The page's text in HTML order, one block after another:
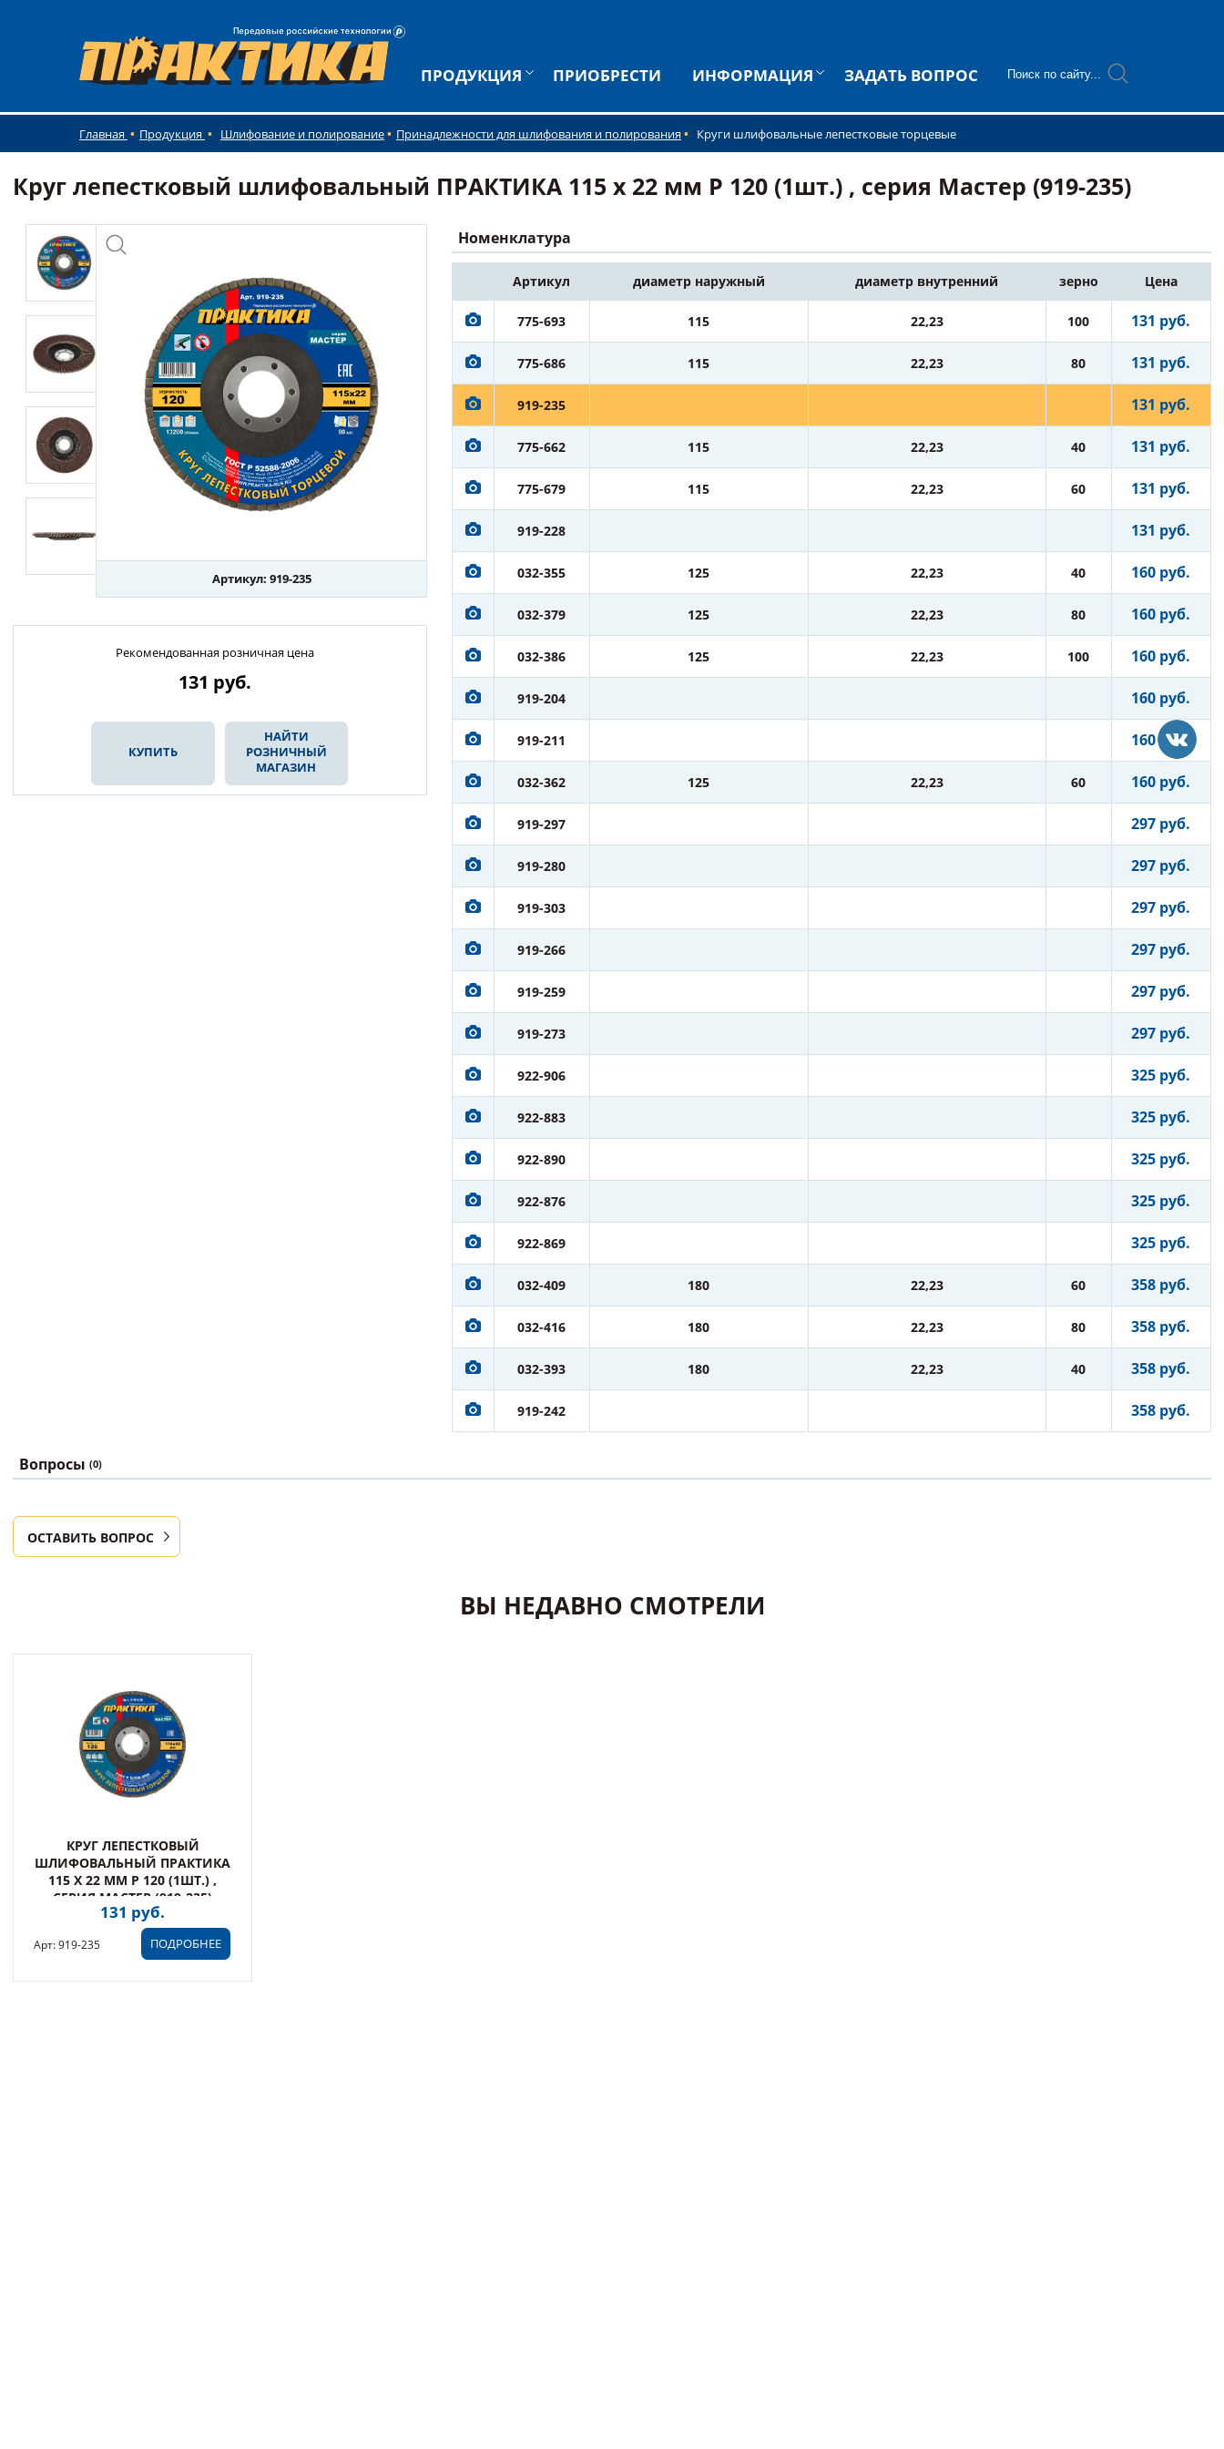
ПРОДУКЦИЯ ПРИОБРЕСТИ ИНФОРМАЦИЯ ЗАДАТЬ ВОПРОС
Главная Продукция Шлифование и полирование Принадлежности для шлифования и полирования Круги шлифовальные лепестковые торцевые
Круг лепестковый шлифовальный ПРАКТИКА 115 х 22 мм Р 120 (1шт.) , серия Мастер (919-235)
Артикул: 919-235
Рекомендованная розничная цена
131 руб.
КУПИТЬ
НАЙТИ
РОЗНИЧНЫЙ
МАГАЗИН
Номенклатура
Артикул диаметр наружный диаметр внутренний зерно Цена
775-693 115 22,23 100 131 руб.
775-686 115 22,23 80 131 руб.
919-235 131 руб.
775-662 115 22,23 40 131 руб.
775-679 115 22,23 60 131 руб.
919-228 131 руб.
032-355 125 22,23 40 160 руб.
032-379 125 22,23 80 160 руб.
032-386 125 22,23 100 160 руб.
919-204 160 руб.
919-211 160 руб.
032-362 125 22,23 60 160 руб.
919-297 297 руб.
919-280 297 руб.
919-303 297 руб.
919-266 297 руб.
919-259 297 руб.
919-273 297 руб.
922-906 325 руб.
922-883 325 руб.
922-890 325 руб.
922-876 325 руб.
922-869 325 руб.
032-409 180 22,23 60 358 руб.
032-416 180 22,23 80 358 руб.
032-393 180 22,23 40 358 руб.
919-242 358 руб.
Вопросы (0)
ОСТАВИТЬ ВОПРОС
ВЫ НЕДАВНО СМОТРЕЛИ
КРУГ ЛЕПЕСТКОВЫЙ
ШЛИФОВАЛЬНЫЙ ПРАКТИКА
115 Х 22 ММ Р 120 (1ШТ.) ,
СЕРИЯ МАСТЕР (919-235)
131 руб.
ПОДРОБНЕЕ
Арт: 919-235